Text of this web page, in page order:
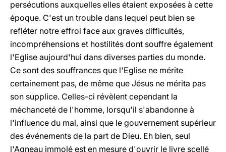
persécutions auxquelles elles étaient exposées à cette
époque. C'est un trouble dans lequel peut bien se
refléter notre effroi face aux graves difficultés,
incompréhensions et hostilités dont souffre également
l'Eglise aujourd'hui dans diverses parties du monde.
Ce sont des souffrances que l'Eglise ne mérite
certainement pas, de même que Jésus ne mérita pas
son supplice. Celles-ci révèlent cependant la
méchanceté de l'homme, lorsqu'il s'abandonne à
l'influence du mal, ainsi que le gouvernement supérieur
des événements de la part de Dieu. Eh bien, seul
l'Agneau immolé est en mesure d'ouvrir le livre scellé